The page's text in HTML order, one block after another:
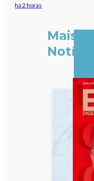
há 2 horas
Mais
Notícias